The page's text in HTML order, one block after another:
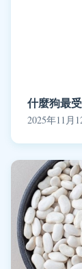
什麼狗最
2025年11月